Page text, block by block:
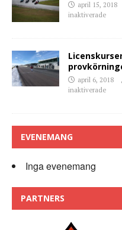
april 15, 2018
inaktiverade
april 6, 2018
inaktiverade
EVENEMANG
Inga evenemang
PARTNERS